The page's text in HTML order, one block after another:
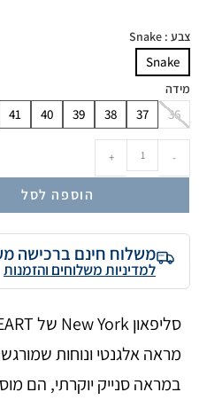
צבע : Snake
Snake
מידה
36
37
38
39
40
41
-
+
הוספה לסל
משלוח חינם ברכישה מעל
למדיניות משלוחים והזמנות
מראה אלגנטי ונוחות
במראה סנייק יוקרתי, הם